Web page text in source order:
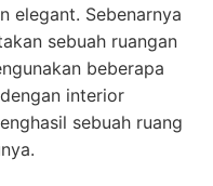
elegant. Sebenarnya
sebuah ruangan
beberapa
interior
sebuah ruang